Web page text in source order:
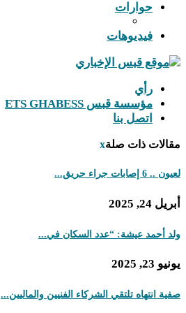
حوارات
فيديوهات
رأي
مؤسسة قبس ETS GHABESS
اتصل بنا
مقالات ذات صلةx
لعيون .. 6 إصابات جراء حريق...
أبريل 24, 2025
ولد أحمد عيشة: “عدد السكان في...
يونيو 23, 2025
صفية انتهاه تلتقي الشركاء الفنيين والماليين...